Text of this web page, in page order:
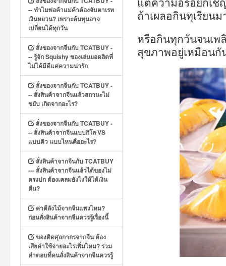
-- ทำไมพ่อค้าแม่ค้าต้องจับตาเรท
เงินหยวน? เพราะต้นทุนอาจ
เปลี่ยนได้ทุกวัน
สั่งของจากจีนกับ TCATBUY -
-- รู้จัก Squishy ของเล่นยอดฮิตที่
ไม่ได้มีดีแค่ความน่ารัก
สั่งของจากจีนกับ TCATBUY -
-- สั่งสินค้าจากจีนแล้วสถานะไม่
ขยับ เกิดจากอะไร?
สั่งของจากจีนกับ TCATBUY -
-- สั่งสินค้าจากจีนแบบกิโล VS
แบบคิว แบบไหนคืออะไร?
สั่งสินค้าจากจีนกับ TCATBUY
--- สั่งสินค้าจากจีนแล้วได้ของไม่
ตรงปก ต้องเคลมยังไงให้ได้เงิน
คืน?
ค่าตีลังไม้จากจีนแพงไหม?
ก่อนสั่งสินค้าจากจีนควรรู้เรื่องนี้
ของติดศุลกากรจากจีน ต้อง
เสียค่าใช้จ่ายอะไรเพิ่มไหม? รวม
คำตอบที่คนสั่งสินค้าจากจีนควรรู้
ถ้าเผลอกินทุเรียน
หรือกินทุกวันจนเพ
สุขภาพอยู่เหมือนกั